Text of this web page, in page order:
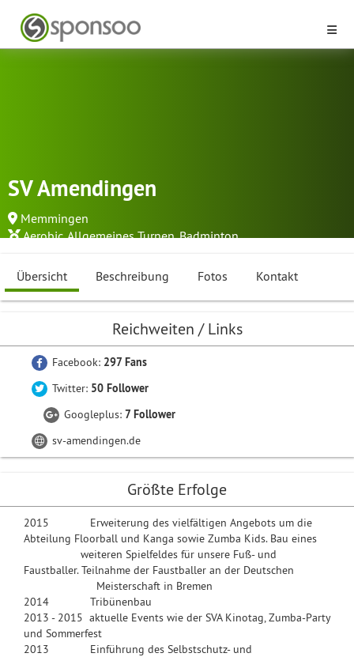
SV Amendingen
Memmingen
Aerobic,Allgemeines Turnen,Badminton...
Übersicht Beschreibung Fotos Kontakt
Reichweiten / Links
Facebook: 297 Fans
Twitter: 50 Follower
Googleplus: 7 Follower
sv-amendingen.de
Größte Erfolge
2015 Erweiterung des vielfältigen Angebots um die
Abteilung Floorball und Kanga sowie Zumba Kids. Bau eines
weiteren Spielfeldes für unsere Fuß- und
Faustballer. Teilnahme der Faustballer an der Deutschen
Meisterschaft in Bremen
2014 Tribünenbau
2013 - 2015 aktuelle Events wie der SVA Kinotag, Zumba-Party
und Sommerfest
2013 Einführung des Selbstschutz- und